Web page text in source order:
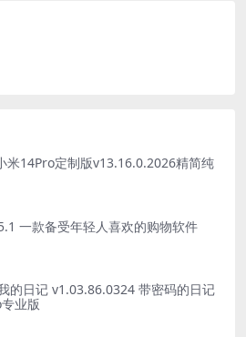
米14Pro定制版v13.16.0.2026精简纯
一款备受年轻人喜欢的购物软件
的日记 v1.03.86.0324 带密码的日记
业版